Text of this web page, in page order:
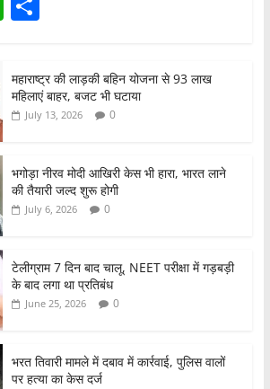
s
A
p
ar
e
महाराष्ट्र की लाड़की बहिन योजना से 93 लाख
महिलाएं बाहर, बजट भी घटाया
July 13, 2026 0
भगोड़ा नीरव मोदी आखिरी केस भी हारा, भारत लाने
की तैयारी जल्द शुरू होगी
July 6, 2026 0
टेलीग्राम 7 दिन बाद चालू, NEET परीक्षा में गड़बड़ी
के बाद लगा था प्रतिबंध
June 25, 2026 0
भरत तिवारी मामले में दबाव में कार्रवाई, पुलिस वालों
पर हत्या का केस दर्ज